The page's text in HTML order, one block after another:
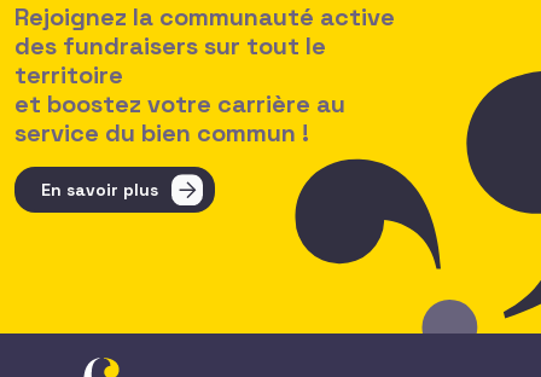
Rejoignez la communauté active
des fundraisers sur tout le
territoire
et boostez votre carrière au
service du bien commun !
En savoir plus